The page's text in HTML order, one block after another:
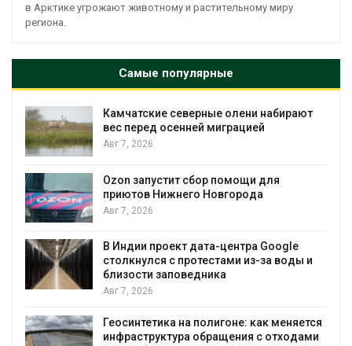
в Арктике угрожают животному и растительному миру
региона.
Самые популярные
Камчатские северные олени набирают
вес перед осенней миграцией
Авг 7, 2026
Ozon запустит сбор помощи для
приютов Нижнего Новгорода
Авг 7, 2026
В Индии проект дата-центра Google
столкнулся с протестами из-за воды и
близости заповедника
Авг 7, 2026
Геосинтетика на полигоне: как меняется
инфраструктура обращения с отходами